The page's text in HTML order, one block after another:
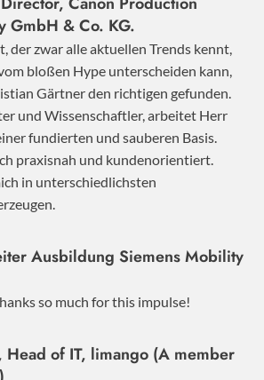
GmbH & Co. KG.
der zwar alle aktuellen Trends kennt,
bloßen Hype unterscheiden kann,
Gärtner den richtigen gefunden.
und Wissenschaftler, arbeitet Herr
fundierten und sauberen Basis.
praxisnah und kundenorientiert.
in unterschiedlichsten
Ausbildung Siemens Mobility
so much for this impulse!
of IT, limango (A member